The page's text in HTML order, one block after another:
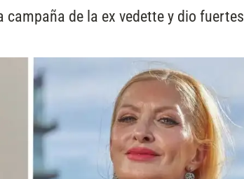
de la ex vedette y dio fuertes